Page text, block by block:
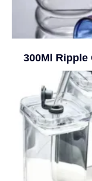
300Ml Ripple